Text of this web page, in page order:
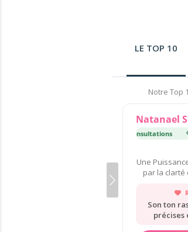
LE TOP 10
Notre Top
Natanael
Déjà 175 000 consultations
Une
par la clarté
Son ton
précises